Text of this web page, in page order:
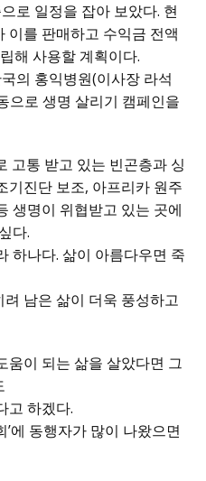
로 일정을 잡아 보았다. 현
이를 판매하고 수익금 전액
해 사용할 계획이다.
의 홍익병원(이사장 라석
으로 생명 살리기 캠페인을
고통 받고 있는 빈곤층과 싱
기진단 보조, 아프리카 원주
생명이 위협받고 있는 곳에
다.
하나다. 삶이 아름다우면 죽
남은 삶이 더욱 풍성하고
움이 되는 삶을 살았다면 그
고 하겠다.
에 동행자가 많이 나왔으면